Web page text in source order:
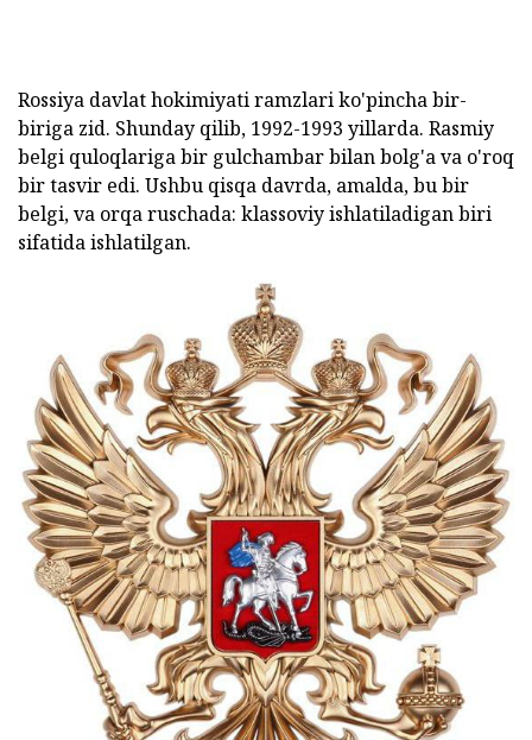
Rossiya davlat hokimiyati ramzlari ko'pincha bir-
biriga zid. Shunday qilib, 1992-1993 yillarda. Rasmiy
belgi quloqlariga bir gulchambar bilan bolg'a va o'roq
bir tasvir edi. Ushbu qisqa davrda, amalda, bu bir
belgi, va orqa ruschada: klassoviy ishlatiladigan biri
sifatida ishlatilgan.